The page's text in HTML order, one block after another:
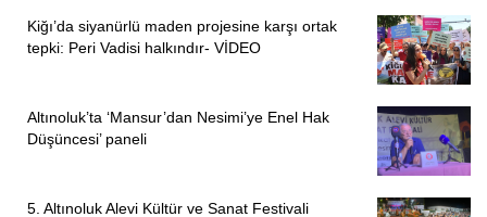
eksiksiz olarak sağlanmalıdır. Ayrımcı uygulamalar son
verilmeli, mahpuslar arasında eşitlik ilkesi gözetilmelidir.
için Adalet Bakanlığı, İç İşleri Bakanlığı, Sağlık Bakanlığı,
Meclis İnsan Haklarını İnceleme Komisyonu, Kamu
Denetçiliği Kurumları ve ilgili tüm kurum ve kuruluşlar
görevlerini yapmalıdır” diye aktardı.
Kiğı’da siyanürlü maden projesine karşı ortak
tepki: Peri Vadisi halkındır- VİDEO
Altınoluk’ta ‘Mansur’dan Nesimi’ye Enel Hak
Düşüncesi’ paneli
5. Altınoluk Alevi Kültür ve Sanat Festivali